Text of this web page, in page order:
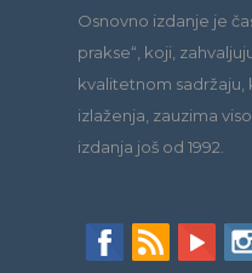
Osnovno izdanje je
prakse“, koji,
kvalitetnom sadržaju,
izlaženja, zauzima
izdanja još od 1992.